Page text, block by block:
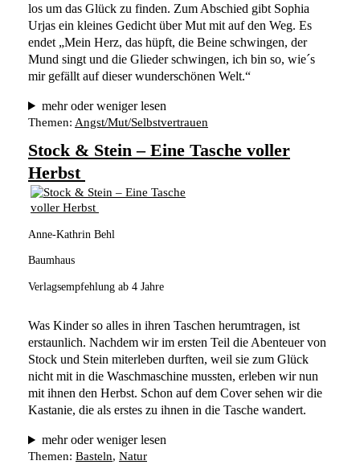
los um das Glück zu finden. Zum Abschied gibt Sophia
Urjas ein kleines Gedicht über Mut mit auf den Weg. Es
endet „Mein Herz, das hüpft, die Beine schwingen, der
Mund singt und die Glieder schwingen, ich bin so, wie´s
mir gefällt auf dieser wunderschönen Welt.“
mehr oder weniger lesen
Themen: Angst/Mut/Selbstvertrauen
Stock & Stein – Eine Tasche voller
Herbst
Anne-Kathrin Behl
Baumhaus
Verlagsempfehlung ab 4 Jahre
Was Kinder so alles in ihren Taschen herumtragen, ist
erstaunlich. Nachdem wir im ersten Teil die Abenteuer von
Stock und Stein miterleben durften, weil sie zum Glück
nicht mit in die Waschmaschine mussten, erleben wir nun
mit ihnen den Herbst. Schon auf dem Cover sehen wir die
Kastanie, die als erstes zu ihnen in die Tasche wandert.
mehr oder weniger lesen
Themen: Basteln, Natur